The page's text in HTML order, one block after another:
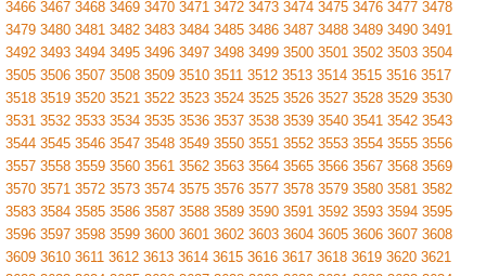
3466 3467 3468 3469 3470 3471 3472 3473 3474 3475 3476 3477 3478
3479 3480 3481 3482 3483 3484 3485 3486 3487 3488 3489 3490 3491
3492 3493 3494 3495 3496 3497 3498 3499 3500 3501 3502 3503 3504
3505 3506 3507 3508 3509 3510 3511 3512 3513 3514 3515 3516 3517
3518 3519 3520 3521 3522 3523 3524 3525 3526 3527 3528 3529 3530
3531 3532 3533 3534 3535 3536 3537 3538 3539 3540 3541 3542 3543
3544 3545 3546 3547 3548 3549 3550 3551 3552 3553 3554 3555 3556
3557 3558 3559 3560 3561 3562 3563 3564 3565 3566 3567 3568 3569
3570 3571 3572 3573 3574 3575 3576 3577 3578 3579 3580 3581 3582
3583 3584 3585 3586 3587 3588 3589 3590 3591 3592 3593 3594 3595
3596 3597 3598 3599 3600 3601 3602 3603 3604 3605 3606 3607 3608
3609 3610 3611 3612 3613 3614 3615 3616 3617 3618 3619 3620 3621